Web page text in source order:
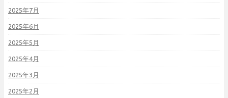
2025年7月
2025年6月
2025年5月
2025年4月
2025年3月
2025年2月